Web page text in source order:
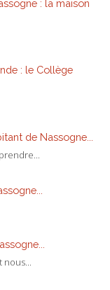
: la maison
: le Collège
de Nassogne...
nous...